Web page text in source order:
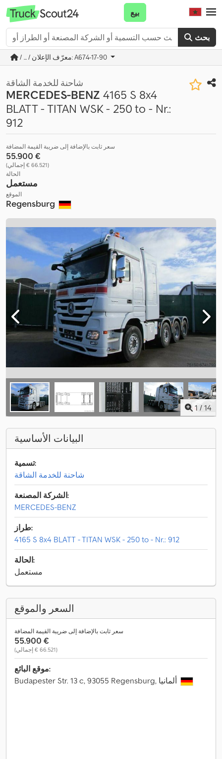
بحث
بيع
/ ... / معرّف الإعلان: A674-17-90
شاحنة للخدمة الشاقة
MERCEDES-BENZ 4165 S 8x4
BLATT - TITAN WSK - 250 to - Nr.:
912
سعر ثابت بالإضافة إلى ضريبة القيمة المضافة
‏55.900 €
(‏66.521 € إجمالي)
الحالة
مستعمل
الموقع
Regensburg
1 / 14
البيانات الأساسية
تسمية:
شاحنة للخدمة الشاقة
الشركة المصنعة:
MERCEDES-BENZ
طراز:
4165 S 8x4 BLATT - TITAN WSK - 250 to - Nr.: 912
الحالة:
مستعمل
السعر والموقع
سعر ثابت بالإضافة إلى ضريبة القيمة المضافة
‏55.900 €
(‏66.521 € إجمالي)
موقع البائع: